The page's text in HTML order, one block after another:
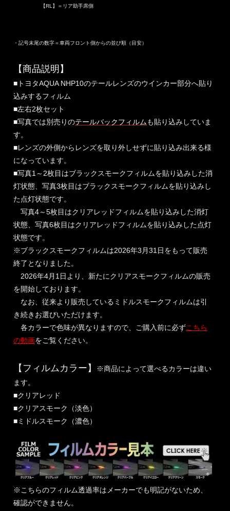
【RL】＝リア助手席側
・記号末尾の数字＝車両フロント側からの並び順（目安）
【商品説明】
■トヨタAQUA NHP10のテールレンズのウインカー部分へ貼り
込みするフィルム
■左右2枚セット
■写真では別売りのテールバックフィルムも貼り込みしていま
す。
■レンズの外側からレンズを取り外しせずに貼り込み出来る様
になっています。
■写真1～2枚目はブラックスモークフィルムを貼り込みした消
灯状態、写真3枚目はブラックスモークフィルムを貼り込みし
た点灯状態です。
写真4～5枚目はクリアレッドフィルムを貼り込みした消灯
状態、写真6枚目はクリアレッドフィルムを貼り込みした点灯
状態です。
※ブラックスモークフィルムは2026年3月31日をもって販売
終了となりました。
2026年4月1日より、新たにクリアスモークフィルムの販売
を開始しております。
なお、従来より販売しているミドルスモークフィルムは引
き続きお選びいただけます。
各カラーで色味が異なりますので、ご購入前に必ずこちら
の動画をご覧ください。
【フィルムカラー】
※商品によって選べるカラーは違い
ます。
■クリアレッド
■クリアスモーク（淡色）
■ミドルスモーク（濃色）
※こちらのフィルム透過率はメーカーでも明記がないため、
確認ができません。